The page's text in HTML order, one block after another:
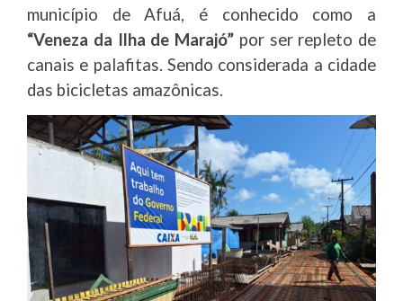
município de Afuá, é conhecido como a
“Veneza da Ilha de Marajó” por ser repleto de
canais e palafitas. Sendo considerada a cidade
das bicicletas amazônicas.